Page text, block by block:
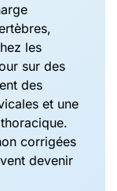
les
sur des
des
et une
corrigées
devenir